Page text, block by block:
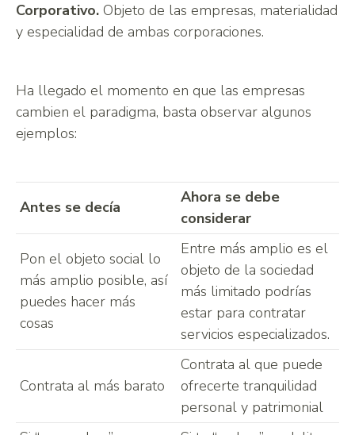
Corporativo. Objeto de las empresas, materialidad
y especialidad de ambas corporaciones.
Ha llegado el momento en que las empresas
cambien el paradigma, basta observar algunos
ejemplos:
Antes se decía
Ahora se debe
considerar
Pon el objeto social lo
más amplio posible, así
puedes hacer más
cosas
Entre más amplio es el
objeto de la sociedad
más limitado podrías
estar para contratar
servicios especializados.
Contrata al más barato
Contrata al que puede
ofrecerte tranquilidad
personal y patrimonial